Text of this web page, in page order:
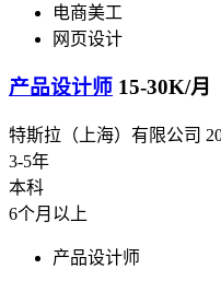
电商美工
网页设计
产品设计师 15-30K/月
特斯拉（上海）有限公司
3-5年
本科
6个月以上
产品设计师